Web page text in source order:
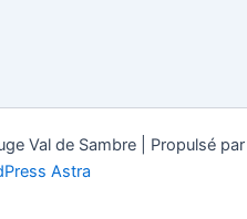
Val de Sambre | Propulsé par
Astra